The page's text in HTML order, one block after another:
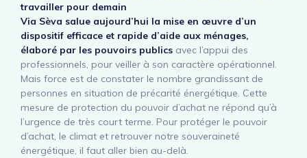
travailler pour demain
Via Sèva salue aujourd’hui la mise en œuvre d’un
dispositif efficace et rapide d’aide aux ménages,
élaboré par les pouvoirs publics avec l’appui des
professionnels, pour veiller à son caractère opérationnel.
Mais force est de constater le nombre grandissant de
personnes en situation de précarité énergétique. Cette
mesure de protection du pouvoir d’achat ne répond qu’à
l’urgence de très court terme. Pour protéger le pouvoir
d’achat, le climat et retrouver notre souveraineté
énergétique, il faut aller bien au-delà.